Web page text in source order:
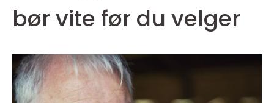
bør vite før du velger